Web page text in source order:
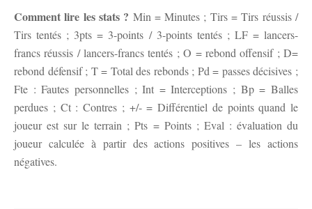
Comment lire les stats ? Min = Minutes ; Tirs = Tirs réussis /
Tirs tentés ; 3pts = 3-points / 3-points tentés ; LF = lancers-
francs réussis / lancers-francs tentés ; O = rebond offensif ; D=
rebond défensif ; T = Total des rebonds ; Pd = passes décisives ;
Fte : Fautes personnelles ; Int = Interceptions ; Bp = Balles
perdues ; Ct : Contres ; +/- = Différentiel de points quand le
joueur est sur le terrain ; Pts = Points ; Eval : évaluation du
joueur calculée à partir des actions positives – les actions
négatives.